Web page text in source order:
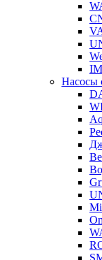
Насосы